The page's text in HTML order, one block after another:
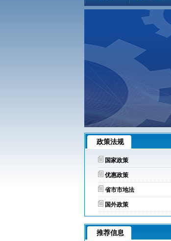
政策法规
国家政策
优惠政策
省市市地法
国外政策
推荐信息